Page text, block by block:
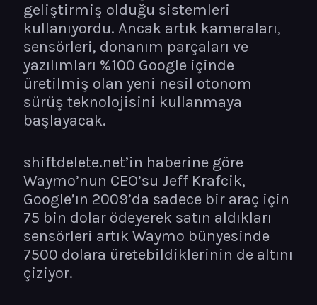
geliştirmiş olduğu sistemleri
kullanıyordu. Ancak artık kameraları,
sensörleri, donanım parçaları ve
yazılımları %100 Google içinde
üretilmiş olan yeni nesil otonom
sürüş teknolojisini kullanmaya
başlayacak.
shiftdelete.net’in haberine göre
Waymo’nun CEO’su Jeff Krafcik,
Google’ın 2009’da sadece bir araç için
75 bin dolar ödeyerek satın aldıkları
sensörleri artık Waymo bünyesinde
7500 dolara üretebildiklerinin de altını
çiziyor.